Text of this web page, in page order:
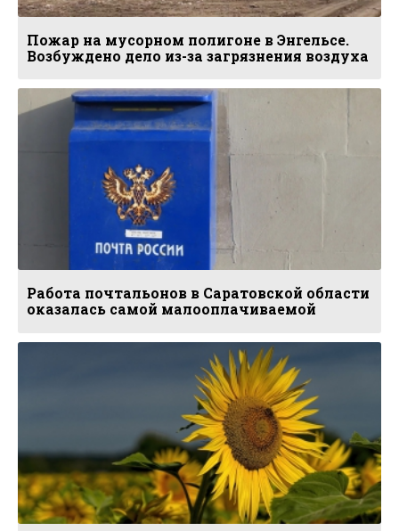
Пожар на мусорном полигоне в Энгельсе.
Возбуждено дело из-за загрязнения воздуха
Работа почтальонов в Саратовской области
оказалась самой малооплачиваемой